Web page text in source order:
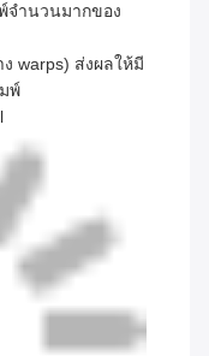
จํานวนมากของ
warps) ส่งผลให้มี
พ์